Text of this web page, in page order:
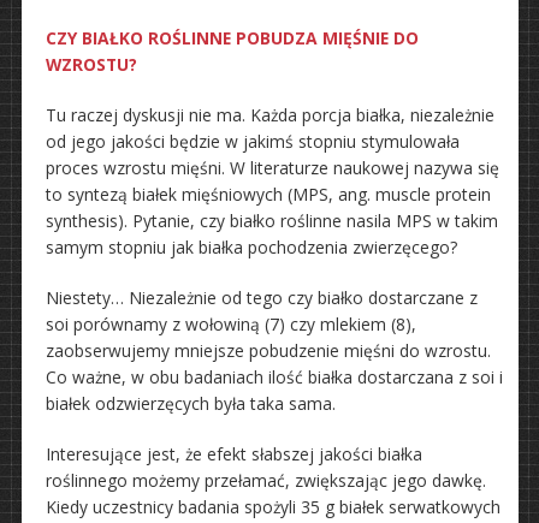
CZY BIAŁKO ROŚLINNE POBUDZA MIĘŚNIE DO
WZROSTU?
Tu raczej dyskusji nie ma. Każda porcja białka, niezależnie
od jego jakości będzie w jakimś stopniu stymulowała
proces wzrostu mięśni. W literaturze naukowej nazywa się
to syntezą białek mięśniowych (MPS, ang. muscle protein
synthesis). Pytanie, czy białko roślinne nasila MPS w takim
samym stopniu jak białka pochodzenia zwierzęcego?
Niestety… Niezależnie od tego czy białko dostarczane z
soi porównamy z wołowiną (7) czy mlekiem (8),
zaobserwujemy mniejsze pobudzenie mięśni do wzrostu.
Co ważne, w obu badaniach ilość białka dostarczana z soi i
białek odzwierzęcych była taka sama.
Interesujące jest, że efekt słabszej jakości białka
roślinnego możemy przełamać, zwiększając jego dawkę.
Kiedy uczestnicy badania spożyli 35 g białek serwatkowych